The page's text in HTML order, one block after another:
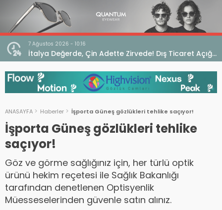
7 Ağustos 2026 - 10:16
İtalya Değerde, Çin Adette Zirvede! Dış Ticaret Açığı
Devam Ediyor
ANASAYFA Haberler İşporta Güneş gözlükleri tehlike saçıyor!
İşporta Güneş gözlükleri tehlike
saçıyor!
Göz ve görme sağlığınız için, her türlü optik
ürünü hekim reçetesi ile Sağlık Bakanlığı
tarafından denetlenen Optisyenlik
Müesseselerinden güvenle satın alınız.